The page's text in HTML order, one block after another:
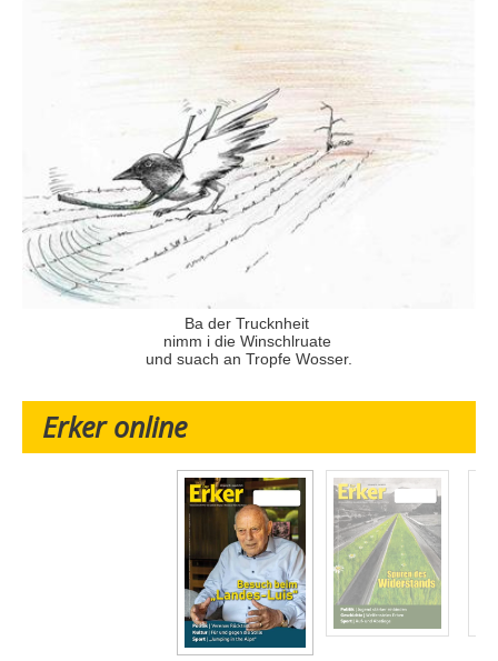
Ba der Trucknheit
nimm i die Winschlruate
und suach an Tropfe Wosser.
Erker online